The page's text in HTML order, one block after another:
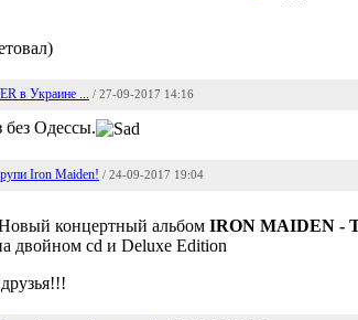
в Украине ... / 27-09-2017 14:16
без Одессы.
Iron Maiden! / 24-09-2017 19:04
концертный альбом IRON MAIDEN -
двойном cd и Deluxe Edition